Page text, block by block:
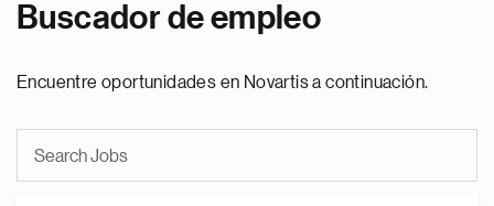
Buscador de empleo
Encuentre oportunidades en Novartis a continuación.